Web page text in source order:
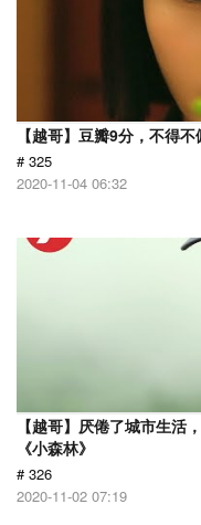
【越哥】豆瓣9分，不得
# 325
2020-11-04 06:32
【越哥】厌倦了城市生活
《小森林》
# 326
2020-11-02 07:19